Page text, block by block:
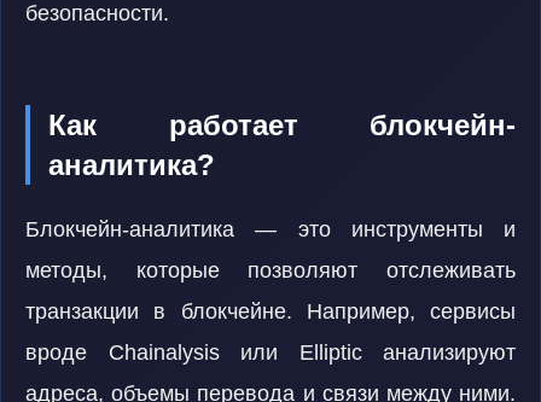
безопасности.
Как работает блокчейн-
аналитика?
Блокчейн-аналитика — это инструменты и
методы, которые позволяют отслеживать
транзакции в блокчейне. Например, сервисы
вроде Chainalysis или Elliptic анализируют
адреса, объемы перевода и связи между ними.